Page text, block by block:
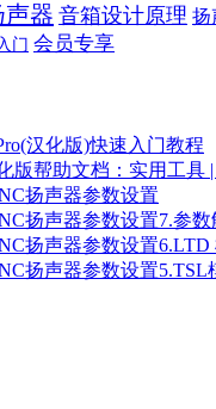
声器 音箱设计原理 扬
门 会员专享
汉化版)快速入门教程
版帮助文档：实用工具
扬声器参数设置
扬声器参数设置7.参数
扬声器参数设置6.LTD
扬声器参数设置5.TSL